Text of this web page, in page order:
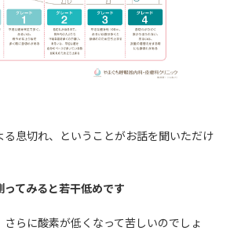
る息切れ、ということがお話を聞いただけ
てみると若干低めです
さらに酸素が低くなって苦しいのでしょ